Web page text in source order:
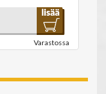
Varastossa